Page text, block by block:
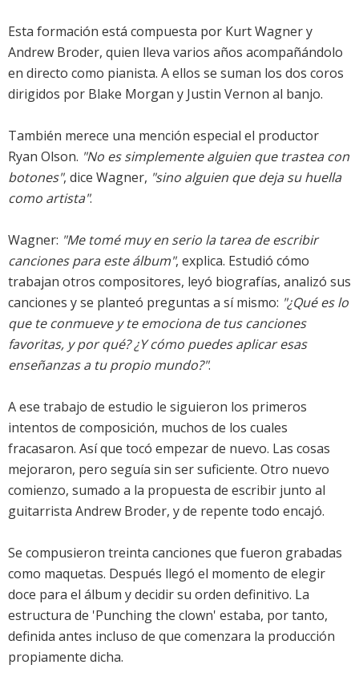
Esta formación está compuesta por Kurt Wagner y
Andrew Broder, quien lleva varios años acompañándolo
en directo como pianista. A ellos se suman los dos coros
dirigidos por Blake Morgan y Justin Vernon al banjo.
También merece una mención especial el productor
Ryan Olson. "No es simplemente alguien que trastea con
botones", dice Wagner, "sino alguien que deja su huella
como artista".
Wagner: "Me tomé muy en serio la tarea de escribir
canciones para este álbum", explica. Estudió cómo
trabajan otros compositores, leyó biografías, analizó sus
canciones y se planteó preguntas a sí mismo: "¿Qué es lo
que te conmueve y te emociona de tus canciones
favoritas, y por qué? ¿Y cómo puedes aplicar esas
enseñanzas a tu propio mundo?".
A ese trabajo de estudio le siguieron los primeros
intentos de composición, muchos de los cuales
fracasaron. Así que tocó empezar de nuevo. Las cosas
mejoraron, pero seguía sin ser suficiente. Otro nuevo
comienzo, sumado a la propuesta de escribir junto al
guitarrista Andrew Broder, y de repente todo encajó.
Se compusieron treinta canciones que fueron grabadas
como maquetas. Después llegó el momento de elegir
doce para el álbum y decidir su orden definitivo. La
estructura de 'Punching the clown' estaba, por tanto,
definida antes incluso de que comenzara la producción
propiamente dicha.